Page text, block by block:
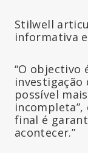
Stilwell
informativa
“O objectivo
investigação
possível
incompleta”,
final é
acontecer.”